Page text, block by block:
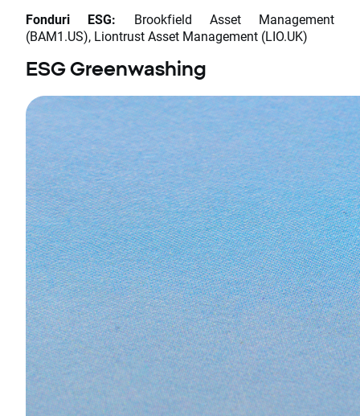
Fonduri ESG: Brookfield Asset Management
(BAM1.US), Liontrust Asset Management (LIO.UK)
ESG Greenwashing